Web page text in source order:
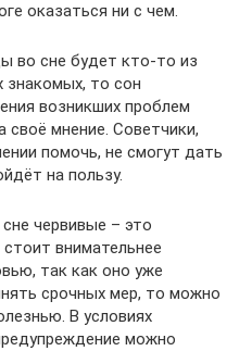
оказаться ни с чем.
во сне будет кто-то из
знакомых, то сон
возникших проблем
своё мнение. Советчики,
помочь, не смогут дать
на пользу.
червивые – это
внимательнее
так как оно уже
срочных мер, то можно
В условиях
можно